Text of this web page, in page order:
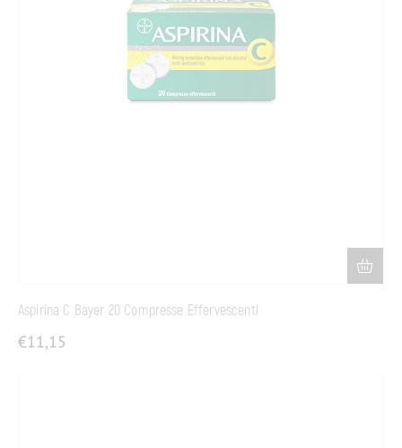
Aspirina C Bayer 20 Compresse Effervescenti
€11,15